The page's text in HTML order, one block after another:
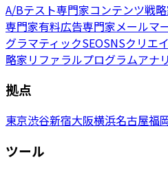
A/Bテスト専門家コンテンツ戦
専門家有料広告専門家メールマ
グラマティックSEOSNSクリエ
略家リファラルプログラムアナ
拠点
東京渋谷新宿大阪横浜名古屋福
ツール